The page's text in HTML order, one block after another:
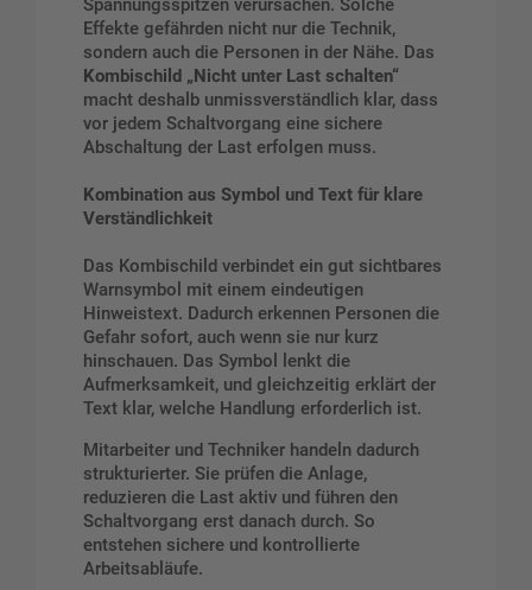
Spannungsspitzen verursachen. Solche
Effekte gefährden nicht nur die Technik,
sondern auch die Personen in der Nähe. Das
Kombischild „Nicht unter Last schalten“
macht deshalb unmissverständlich klar, dass
vor jedem Schaltvorgang eine sichere
Abschaltung der Last erfolgen muss.
Kombination aus Symbol und Text für klare
Verständlichkeit
Das Kombischild verbindet ein gut sichtbares
Warnsymbol mit einem eindeutigen
Hinweistext. Dadurch erkennen Personen die
Gefahr sofort, auch wenn sie nur kurz
hinschauen. Das Symbol lenkt die
Aufmerksamkeit, und gleichzeitig erklärt der
Text klar, welche Handlung erforderlich ist.
Mitarbeiter und Techniker handeln dadurch
strukturierter. Sie prüfen die Anlage,
reduzieren die Last aktiv und führen den
Schaltvorgang erst danach durch. So
entstehen sichere und kontrollierte
Arbeitsabläufe.